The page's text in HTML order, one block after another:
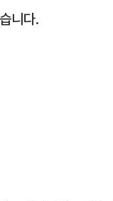
니다.